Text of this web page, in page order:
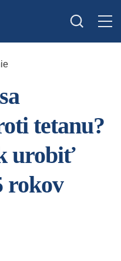
tetanu?
urobiť
rokov